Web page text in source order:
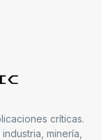
críticas.
minería,